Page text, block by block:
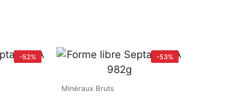
-52% -53%
Minéraux Bruts